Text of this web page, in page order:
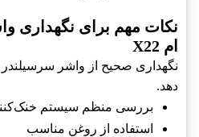
نکات مهم برای نگهداری
ام X22
نگهداری صحیح از واشر
دهد.
بررسی منظم سیستم
استفاده از روغن مناسب